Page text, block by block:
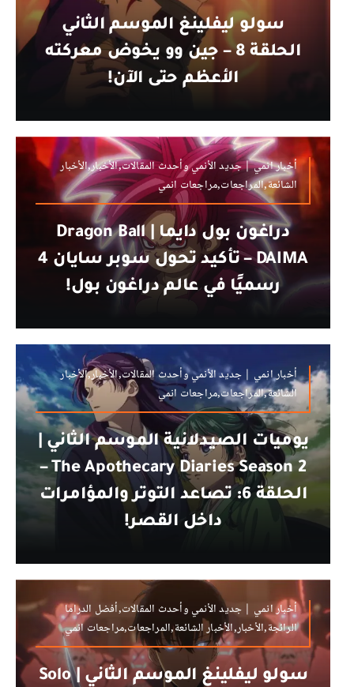
سولو ليفلينغ الموسم الثاني
الحلقة 8 – جين وو يخوض معركته
الأعظم حتى الآن!
أخبار انمي | جديد الأنمي وأحدث المقالات,الأخبار,الأخبار
الشائعة,المراجعات,مراجعات انمي
دراغون بول دايما | Dragon Ball
DAIMA – تأكيد تحول سوبر سايان 4
رسميًا في عالم دراغون بول!
أخبار انمي | جديد الأنمي وأحدث المقالات,الأخبار,الأخبار
الشائعة,المراجعات,مراجعات انمي
يوميات الصيدلانية الموسم الثاني |
The Apothecary Diaries Season 2 –
الحلقة 6: تصاعد التوتر والمؤامرات
داخل القصر!
أخبار انمي | جديد الأنمي وأحدث المقالات,أفضل الدراما
الرائجة,الأخبار,الأخبار الشائعة,المراجعات,مراجعات انمي
سولو ليفلينغ الموسم الثاني | Solo